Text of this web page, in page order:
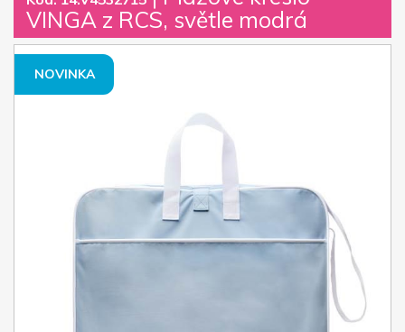
VINGA z RCS, světle modrá
NOVINKA